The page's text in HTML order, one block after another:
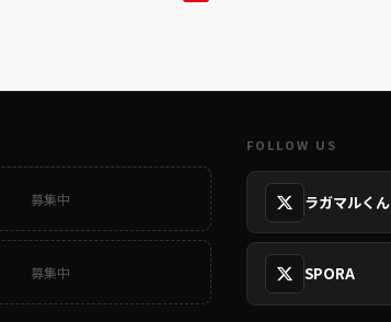
募集中
募集中
FOLLOW US
ラガマルくん
SPORA